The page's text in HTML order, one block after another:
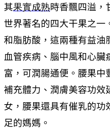
其果實成熟時香飄四溢，
世界著名的四大干果之一
和脂肪酸，這兩種有益油
血管疾病、腦中風和心
富，可潤腸通便。腰果中
補充體力、潤膚美容功效
女，腰果還具有催乳的
足的媽媽。